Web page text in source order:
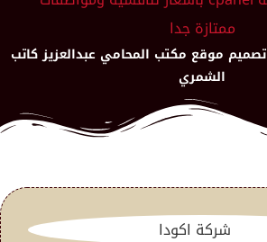
تصميم موقع مكتب المحامي عبدالعزيز كاتب
الشمري